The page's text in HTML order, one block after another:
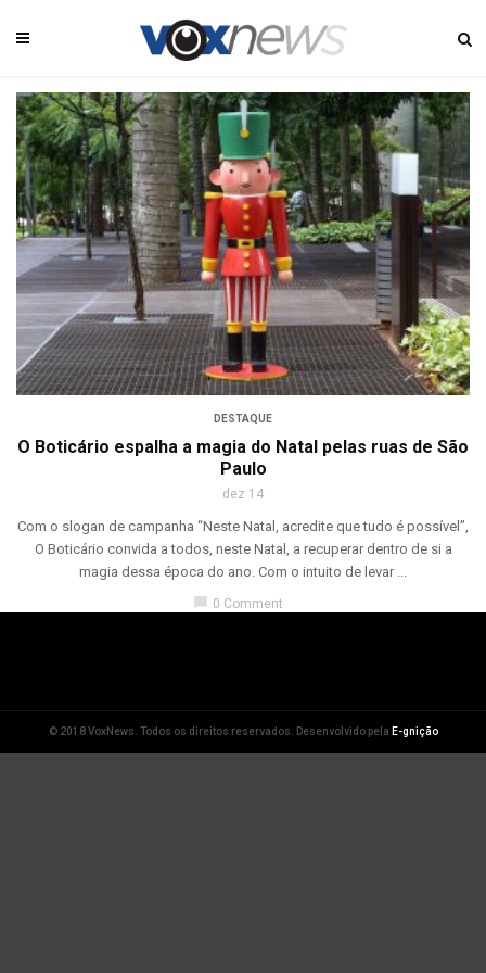
DESTAQUE
O Boticário espalha a magia do Natal pelas ruas de São
Paulo
dez 14
Com o slogan de campanha “Neste Natal, acredite que tudo é possível”,
O Boticário convida a todos, neste Natal, a recuperar dentro de si a
magia dessa época do ano. Com o intuito de levar ...
0 Comment
© 2018 VoxNews. Todos os direitos reservados. Desenvolvido pela E-gnição